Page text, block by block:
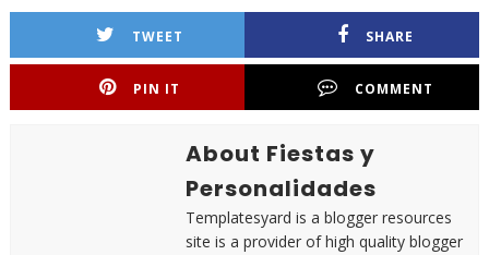
TWEET SHARE
PIN IT COMMENT
About Fiestas y
Personalidades
Templatesyard is a blogger resources
site is a provider of high quality blogger